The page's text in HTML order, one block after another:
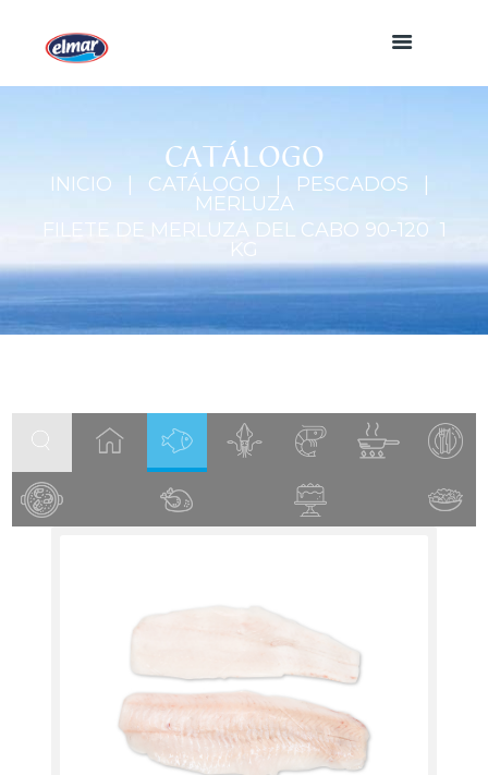
CATÁLOGO
INICIO CATÁLOGO
PESCADOS
MERLUZA
FILETE DE MERLUZA DEL CABO 90-120 1
KG